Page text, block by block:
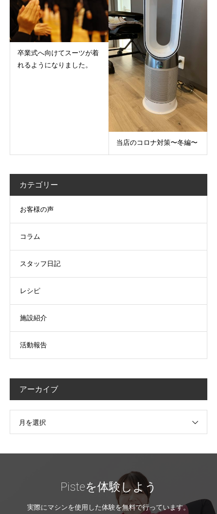
卒業式へ向けてスーツが着
れるようになりました。
当店のコロナ対策〜冬編〜
カテゴリー
お客様の声
コラム
スタッフ日記
レシピ
施設紹介
活動報告
アーカイブ
月を選択
Pisteを体験しよう
実際にマシンを使用した体験を無料で行っています。